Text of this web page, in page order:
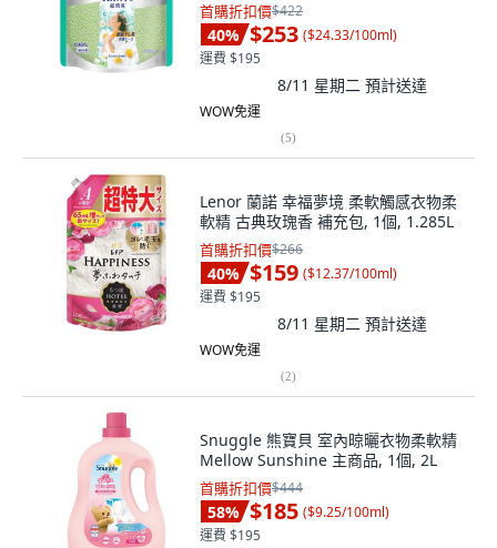
首購折扣價$422
40% $253 ($24.33/100ml)
運費 $195
8/11 星期二 預計送達
WOW免運
(5)
Lenor 蘭諾 幸福夢境 柔軟觸感衣物柔
軟精 古典玫瑰香 補充包, 1個, 1.285L
首購折扣價$266
40% $159 ($12.37/100ml)
運費 $195
8/11 星期二 預計送達
WOW免運
(2)
Snuggle 熊寶貝 室內晾曬衣物柔軟精
Mellow Sunshine 主商品, 1個, 2L
首購折扣價$444
58% $185 ($9.25/100ml)
運費 $195